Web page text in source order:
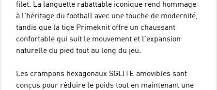
filet. La languette rabattable iconique rend hommage
à l'héritage du football avec une touche de modernité,
tandis que la tige Primeknit offre un chaussant
confortable qui suit le mouvement et l'expansion
naturelle du pied tout au long du jeu.
Les crampons hexagonaux SGLITE amovibles sont
conçus pour réduire le poids tout en maintenant une